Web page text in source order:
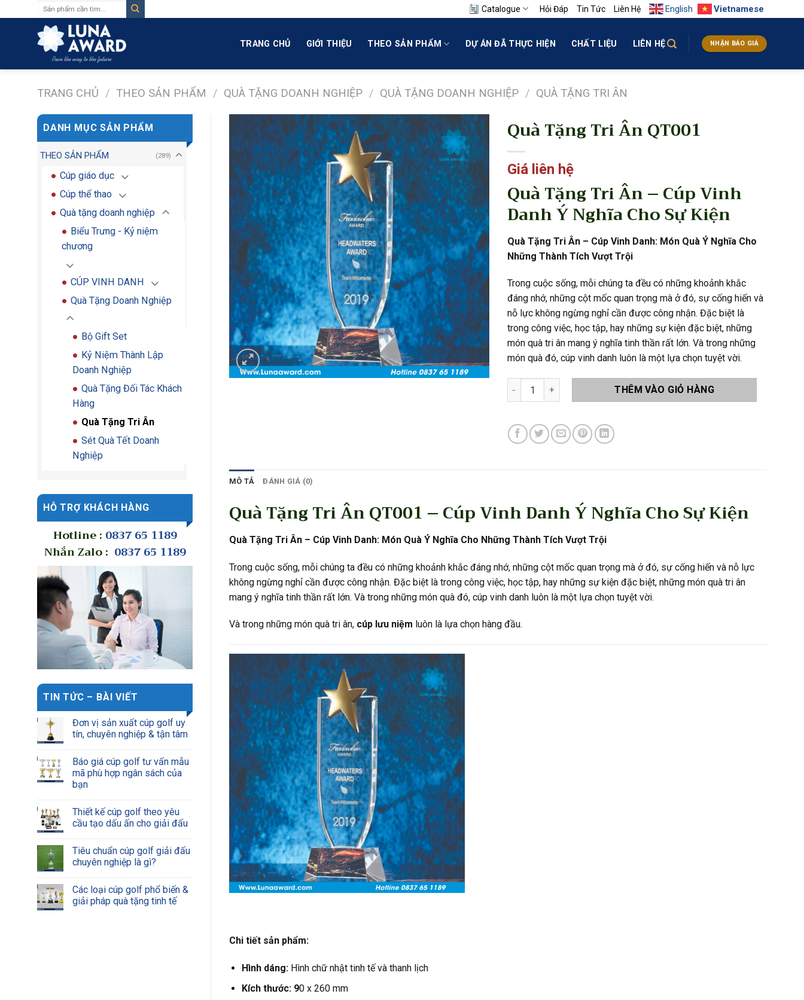
to
Catalogue Hỏi Đáp Tin Tức Liên Hệ English Vietnamese
TRANG CHỦ GIỚI THIỆU THEO SẢN PHẨM DỰ ÁN ĐÃ THỰC HIỆN CHẤT LIỆU LIÊN HỆ NHẬN BÁO GIÁ
TRANG CHỦ / THEO SẢN PHẨM / QUÀ TẶNG DOANH NGHIỆP / QUÀ TẶNG DOANH NGHIỆP / QUÀ TẶNG TRI ÂN
DANH MỤC SẢN PHẨM
THEO SẢN PHẨM (289)
Cúp giáo dục
Cúp thể thao
Quà tặng doanh nghiệp
Biểu Trưng - Kỷ niệm
chương
CÚP VINH DANH
Quà Tặng Doanh Nghiệp
Bộ Gift Set
Kỷ Niệm Thành Lập
Doanh Nghiệp
Quà Tặng Đối Tác Khách
Hàng
Quà Tặng Tri Ân
Sét Quà Tết Doanh
Nghiệp
HỖ TRỢ KHÁCH HÀNG
Hotline : 0837 65 1189
Nhắn Zalo : 0837 65 1189
TIN TỨC – BÀI VIẾT
Đơn vị sản xuất cúp golf uy
tín, chuyên nghiệp & tận tâm
Báo giá cúp golf tư vấn mẫu
mã phù hợp ngân sách của
bạn
Thiết kế cúp golf theo yêu
cầu tạo dấu ấn cho giải đấu
Tiêu chuẩn cúp golf giải đấu
chuyên nghiệp là gì?
Các loại cúp golf phổ biến &
giải pháp quà tặng tinh tế
Quà Tặng Tri Ân QT001
Giá liên hệ
Quà Tặng Tri Ân – Cúp Vinh
Danh Ý Nghĩa Cho Sự Kiện
Quà Tặng Tri Ân – Cúp Vinh Danh: Món Quà Ý Nghĩa Cho
Những Thành Tích Vượt Trội
Trong cuộc sống, mỗi chúng ta đều có những khoảnh khắc
đáng nhớ, những cột mốc quan trọng mà ở đó, sự cống hiến và
nỗ lực không ngừng nghỉ cần được công nhận. Đặc biệt là
trong công việc, học tập, hay những sự kiện đặc biệt, những
món quà tri ân mang ý nghĩa tinh thần rất lớn. Và trong những
món quà đó, cúp vinh danh luôn là một lựa chọn tuyệt vời.
Quà Tặng Tri Ân QT001 số lượngTHÊM VÀO GIỎ HÀNG
MÔ TẢ ĐÁNH GIÁ (0)
Quà Tặng Tri Ân QT001 – Cúp Vinh Danh Ý Nghĩa Cho Sự Kiện
Quà Tặng Tri Ân – Cúp Vinh Danh: Món Quà Ý Nghĩa Cho Những Thành Tích Vượt Trội
Trong cuộc sống, mỗi chúng ta đều có những khoảnh khắc đáng nhớ, những cột mốc quan trọng mà ở đó, sự cống hiến và nỗ lực
không ngừng nghỉ cần được công nhận. Đặc biệt là trong công việc, học tập, hay những sự kiện đặc biệt, những món quà tri ân
mang ý nghĩa tinh thần rất lớn. Và trong những món quà đó, cúp vinh danh luôn là một lựa chọn tuyệt vời.
Và trong những món quà tri ân, cúp lưu niệm luôn là lựa chọn hàng đầu.
Chi tiết sản phẩm:
Hình dáng:Hình chữ nhật tinh tế và thanh lịch
Kích thước: 90 x 260 mm